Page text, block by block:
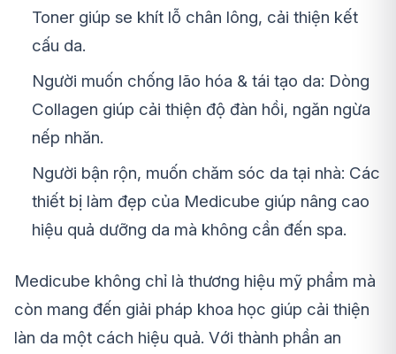
Toner giúp se khít lỗ chân lông, cải thiện kết
cấu da.
Người muốn chống lão hóa & tái tạo da: Dòng
Collagen giúp cải thiện độ đàn hồi, ngăn ngừa
nếp nhăn.
Người bận rộn, muốn chăm sóc da tại nhà: Các
thiết bị làm đẹp của Medicube giúp nâng cao
hiệu quả dưỡng da mà không cần đến spa.
Medicube không chỉ là thương hiệu mỹ phẩm mà
còn mang đến giải pháp khoa học giúp cải thiện
làn da một cách hiệu quả. Với thành phần an